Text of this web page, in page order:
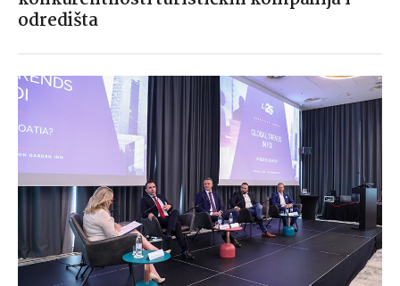
odredišta